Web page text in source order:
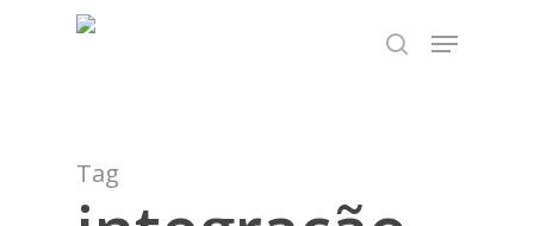
TEST89838
search
Menu
Tag